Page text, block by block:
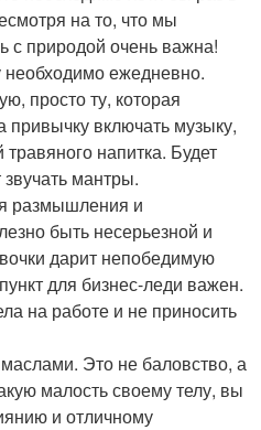
на то, что мы
с природой очень важна!
ежедневно.
просто ту, которая
привычку включать музыку,
напитка. Будет
мантры.
размышления и
быть несерьезной и
дарит непобедимую
для бизнес-леди важен.
на работе и не приносить
Это не баловство, а
малость своему телу, вы
и отличному